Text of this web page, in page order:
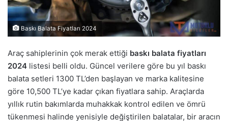
Baskı Balata Fiyatları 2024
Araç sahiplerinin çok merak ettiği baskı balata fiyatları
2024 listesi belli oldu. Güncel verilere göre bu yıl baskı
balata setleri 1300 TL’den başlayan ve marka kalitesine
göre 10,500 TL’ye kadar çıkan fiyatlara sahip. Araçlarda
yıllık rutin bakımlarda muhakkak kontrol edilen ve ömrü
tükenmesi halinde yenisiyle değiştirilen balatalar, bir aracın